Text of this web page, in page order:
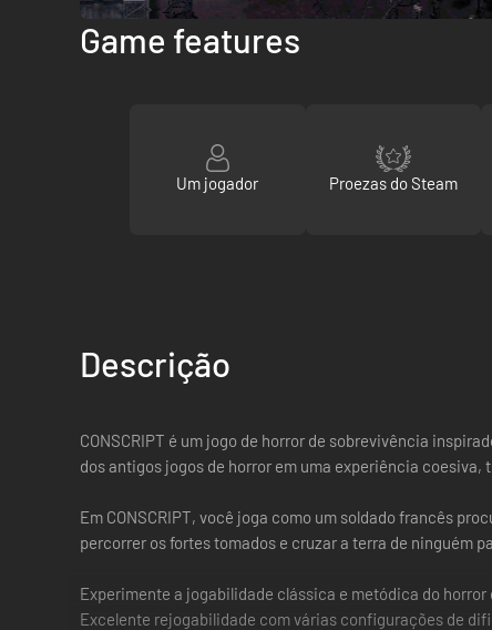
Game features
Um jogador Proezas do Steam
Descrição
CONSCRIPT é um jogo de horror de sobrevivência
dos antigos jogos de horror em uma experiência coesiva,
Em CONSCRIPT, você joga como um soldado francês
percorrer os fortes tomados e cruzar a terra de ninguém
Experimente a jogabilidade clássica e metódica do
Excelente rejogabilidade com várias configurações de